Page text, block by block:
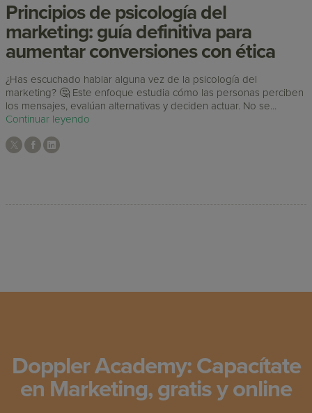
Principios de psicología del
marketing: guía definitiva para
aumentar conversiones con ética
¿Has escuchado hablar alguna vez de la psicología del
marketing? 🤔 Este enfoque estudia cómo las personas perciben
los mensajes, evalúan alternativas y deciden actuar. No se...
Continuar leyendo
Doppler Academy: Capacítate
en Marketing, gratis y online